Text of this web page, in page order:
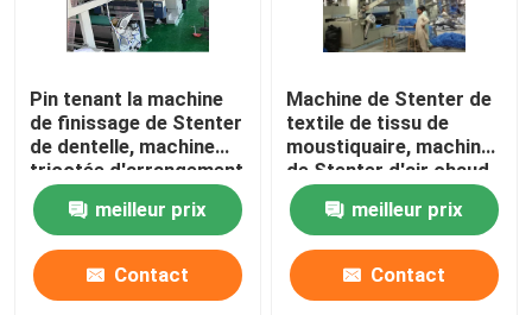
Pin tenant la machine
de finissage de Stenter
de dentelle, machine
tricotée d'arrangement
de la chaleur de tissu
meilleur prix
Contact
Machine de Stenter de
textile de tissu de
moustiquaire, machine
de Stenter d'air chaud
de basse tension
meilleur prix
Contact